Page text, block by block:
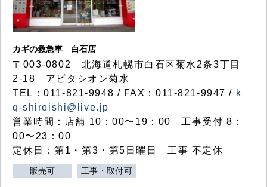
カギの救急車 白石店
〒003-0802 北海道札幌市白石区菊水2条3丁目
2-18 アビタシオン菊水
TEL：011-821-9948 / FAX：011-821-9947 / k
q-shiroishi@live.jp
営業時間：店舗 10：00〜19：00 工事受付 8：
00〜23：00
定休日：第1・第3・第5日曜日 工事 不定休
販売可 工事・取付可